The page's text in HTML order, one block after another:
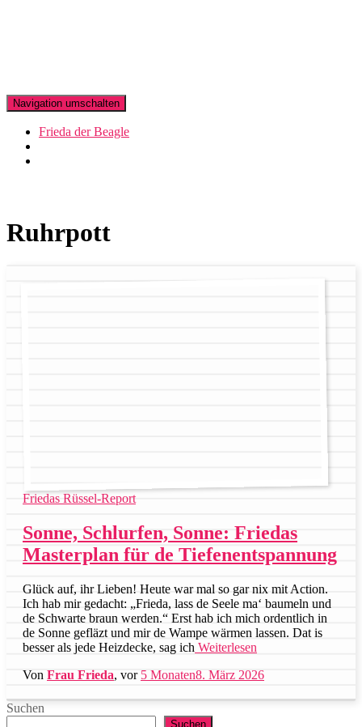
Navigation umschalten
Frieda der Beagle
Ruhrpott
Friedas Rüssel-Report
Sonne, Schlurfen, Sonne: Friedas
Masterplan für de Tiefenentspannung
Glück auf, ihr Lieben! Heute war mal so gar nix mit Action.
Ich hab mir gedacht: „Frieda, lass de Seele ma‘ baumeln und
de Schwarte braun werden.“ Erst hab ich mich ordentlich in
de Sonne gefläzt und mir de Wampe wärmen lassen. Dat is
besser als jede Heizdecke, sag ich Weiterlesen
Von Frau Frieda, vor 5 Monaten8. März 2026
Suchen
Suchen